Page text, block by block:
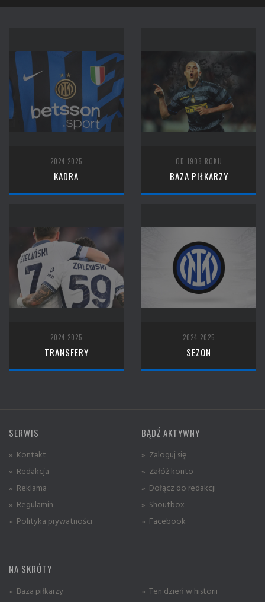
2024-2025
KADRA
OD 1908 ROKU
BAZA PIŁKARZY
2024-2025
TRANSFERY
2024-2025
SEZON
SERWIS
» Kontakt
» Redakcja
» Reklama
» Regulamin
» Polityka prywatności
BĄDŹ AKTYWNY
» Zaloguj się
» Załóż konto
» Dołącz do redakcji
» Shoutbox
» Facebook
NA SKRÓTY
» Baza piłkarzy
» Ten dzień w historii